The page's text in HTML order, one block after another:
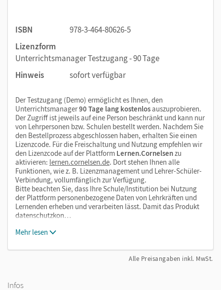
ISBN
978-3-464-80626-5
Lizenzform
Unterrichtsmanager Testzugang - 90 Tage
Hinweis
sofort verfügbar
Der Testzugang (Demo) ermöglicht es Ihnen, den
Unterrichtsmanager90 Tage lang kostenlosauszuprobieren.
Der Zugriff ist jeweils auf eine Person beschränkt und kann nur
von Lehrpersonen bzw. Schulen bestellt werden. Nachdem Sie
den Bestellprozess abgeschlossen haben, erhalten Sie einen
Lizenzcode. Für die Freischaltung und Nutzung empfehlen wir
den Lizenzcode auf der Plattform Lernen.Cornelsenzu
aktivieren: lernen.cornelsen.de. Dort stehen Ihnen alle
Funktionen, wie z. B. Lizenzmanagement und Lehrer-Schüler-
Verbindung, vollumfänglich zur Verfügung.
Bitte beachten Sie, dass Ihre Schule/Institution bei Nutzung
der Plattform personenbezogene Daten von Lehrkräften und
Lernenden erheben und verarbeiten lässt. Damit das Produkt
datenschutzkon…
Mehr lesen
Alle Preisangaben inkl. MwSt.
Infos